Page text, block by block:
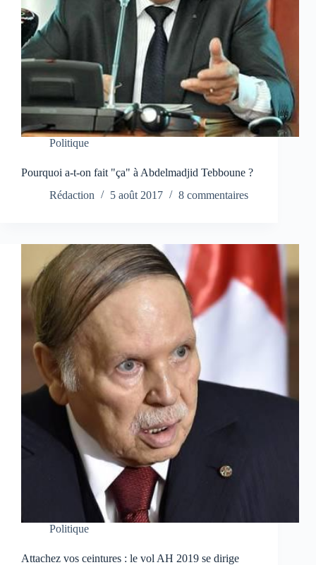
Politique
Pourquoi a-t-on fait "ça" à Abdelmadjid Tebboune ?
Rédaction
5 août 2017 8 commentaires
Politique
Attachez vos ceintures : le vol AH 2019 se dirige